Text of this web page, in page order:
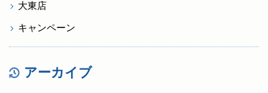
大東店
キャンペーン
アーカイブ